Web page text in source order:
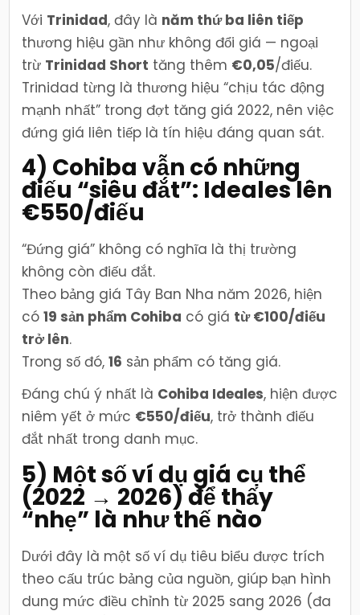
Với Trinidad, đây là năm thứ ba liên tiếp
thương hiệu gần như không đổi giá — ngoại
trừ Trinidad Short tăng thêm €0,05/điếu.
Trinidad từng là thương hiệu “chịu tác động
mạnh nhất” trong đợt tăng giá 2022, nên việc
đứng giá liên tiếp là tín hiệu đáng quan sát.
4) Cohiba vẫn có những
điếu “siêu đắt”: Ideales lên
€550/điếu
“Đứng giá” không có nghĩa là thị trường
không còn điếu đắt.
Theo bảng giá Tây Ban Nha năm 2026, hiện
có19 sản phẩm Cohiba có giá từ €100/điếu
trở lên.
Trong số đó,16 sản phẩm có tăng giá.
Đáng chú ý nhất là Cohiba Ideales, hiện được
niêm yết ở mức €550/điếu, trở thành điếu
đắt nhất trong danh mục.
5) Một số ví dụ giá cụ thể
(2022 → 2026) để thấy
“nhẹ” là như thế nào
Dưới đây là một số ví dụ tiêu biểu được trích
theo cấu trúc bảng của nguồn, giúp bạn hình
dung mức điều chỉnh từ 2025 sang 2026 (đa